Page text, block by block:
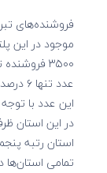
موجود در این
۳۵۰۰
عدد
این عدد با
در این استان
استان رتبه
تمامی استان‌ها